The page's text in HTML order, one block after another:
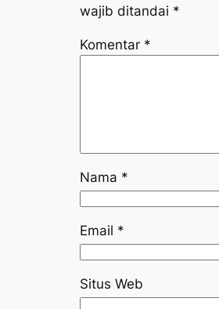
wajib ditandai *
Komentar *
Nama *
Email *
Situs Web